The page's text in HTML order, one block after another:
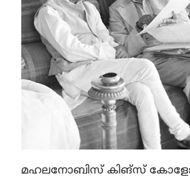
മഹലനോബിസ് കിങ്‌സ്